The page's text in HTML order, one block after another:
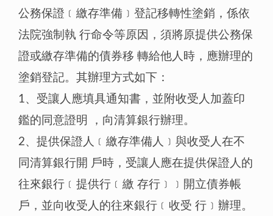
公務保證﹝繳存準備﹞登記移轉性塗銷，係依
法院強制執 行命令等原因，須將原提供公務保
證或繳存準備的債券移 轉給他人時，應辦理的
塗銷登記。其辦理方式如下：
1、受讓人應填具通知書，並附收受人加蓋印
鑑的同意證明 ，向清算銀行辦理。
2、提供保證人﹝繳存準備人﹞與收受人在不
同清算銀行開 戶時，受讓人應在提供保證人的
往來銀行﹝提供行﹝繳 存行﹞﹞開立債券帳
戶，並向收受人的往來銀行﹝收受 行﹞辦理。